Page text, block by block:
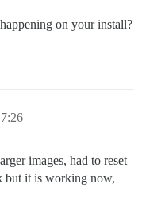
on your install?
images, had to reset
but it is working now,